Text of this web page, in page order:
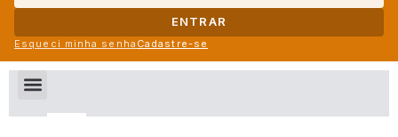
ENTRAR
Esqueci minha senha Cadastre-se